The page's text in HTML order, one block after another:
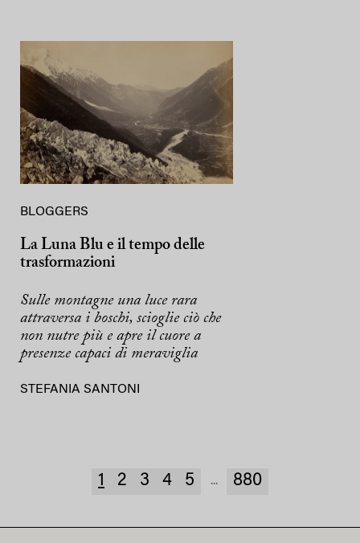
BLOGGERS
La Luna Blu e il tempo delle
trasformazioni
Sulle montagne una luce rara
attraversa i boschi, scioglie ciò che
non nutre più e apre il cuore a
presenze capaci di meraviglia
STEFANIA SANTONI
1 2 3 4 5 ... 880